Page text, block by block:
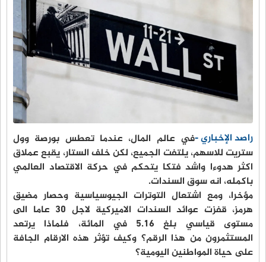
راصد الإخباري -في عالم المال، عندما تعطس بورصة وول
ستريت للاسهم، يلتفت الجميع، لكن خلف الستار، يقبع عملاق
اكثر هدوءا واشد فتكا يتحكم في حركة الاقتصاد العالمي
باكمله، انه سوق السندات.
مؤخرا، ومع اشتعال التوترات الجيوسياسية وحصار مضيق
هرمز، قفزت عوائد السندات الاميركية لاجل 30 عاما الى
مستوى قياسي بلغ 5.16 في المائة، فلماذا يرتعد
المستثمرون من هذا الرقم؟ وكيف تؤثر هذه الارقام الجافة
على حياة المواطنين اليومية؟